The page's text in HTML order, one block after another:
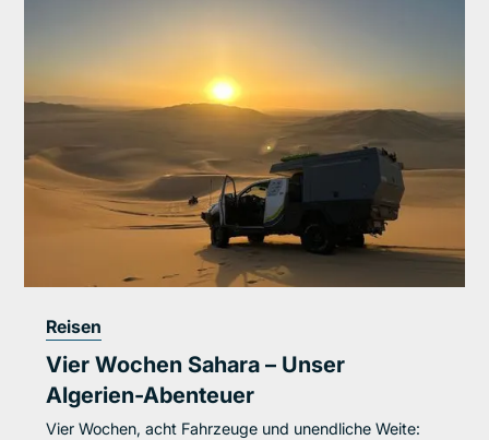
Reisen
Vier Wochen Sahara – Unser
Algerien-Abenteuer
Vier Wochen, acht Fahrzeuge und unendliche Weite: